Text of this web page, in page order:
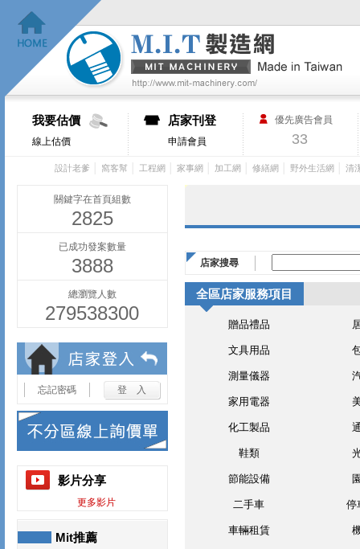
我要估價
線上估價
店家刊登
申請會員
優先廣告會員
33
設計老爹 窩客幫 工程網 家事網 加工網 修繕網 野外生活網 清
關鍵字在首頁組數
2825
已成功發案數量
3888
總瀏覽人數
279538300
忘記密碼
影片分享
更多影片
Mit推薦
店家搜尋
全區店家服務項目
贈品禮品
文具用品
測量儀器
家用電器
化工製品
鞋類
節能設備
二手車 停
車輛租賃